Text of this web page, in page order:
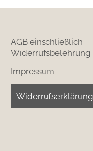
AGB einschließlich
Widerrufsbelehrung
Impressum
Widerrufserklärung